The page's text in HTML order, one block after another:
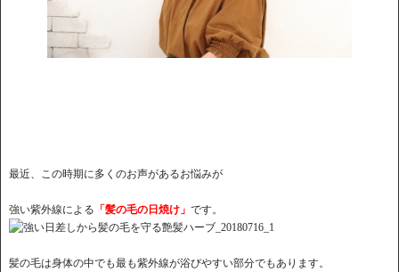
最近、この時期に多くのお声があるお悩みが
強い紫外線による 「髪の毛の日焼け」 です。
髪の毛は身体の中でも最も紫外線が浴びやすい部分でもあります。